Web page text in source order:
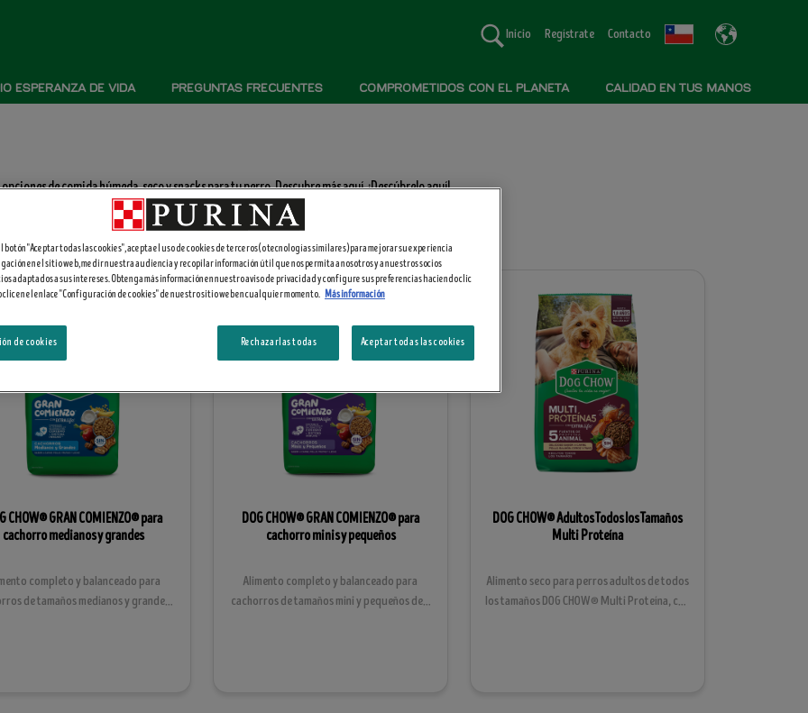
Inicio Regístrate Contacto
ESPERANZA DE VIDA PREGUNTAS FRECUENTES COMPROMETIDOS CON EL PLANETA CALIDAD EN TUS MANOS
de comida húmeda, seco y snacks para tu perro. Descubre más aquí. ¡Descúbrelo aquí!.
CHOW® GRAN COMIENZO® para
cachorro medianos y grandes
completo y balanceado para
de tamaños medianos y grandes,
DOG CHOW® GRAN COMIENZO® para
cachorro minis y pequeños
Alimento completo y balanceado para
cachorros de tamaños mini y pequeños de 1
DOG CHOW® Adultos Todos los Tamaños
Multi Proteína
Alimento seco para perros adultos de todos
los tamaños DOG CHOW® Multi Proteína, con
botón "Aceptar todas las cookies", acepta el uso de cookies de terceros (o tecnologías similares) para mejorar su experiencia
en el sitio web, medir nuestra audiencia y recopilar información útil que nos permita a nosotros y a nuestros socios
adaptados a sus intereses. Obtenga más información en nuestro aviso de privacidad y configure sus preferencias haciendo clic
en el enlace "Configuración de cookies" de nuestro sitio web en cualquier momento. Más información
Rechazarlas todas Aceptar todas las cookies
de cookies